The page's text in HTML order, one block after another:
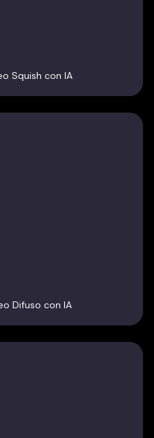
Squish con IA
Difuso con IA